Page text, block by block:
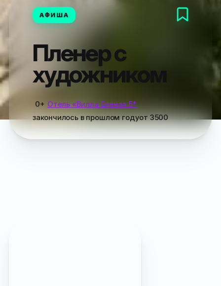
АФИША
Пленер с
художником
0+ Отель «Вилла Елена» 5*
закончилосьв прошлом годуот3500